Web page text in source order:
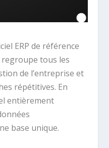
ERP de référence
regroupe tous les
de l’entreprise et
répétitives. En
entièrement
base unique.